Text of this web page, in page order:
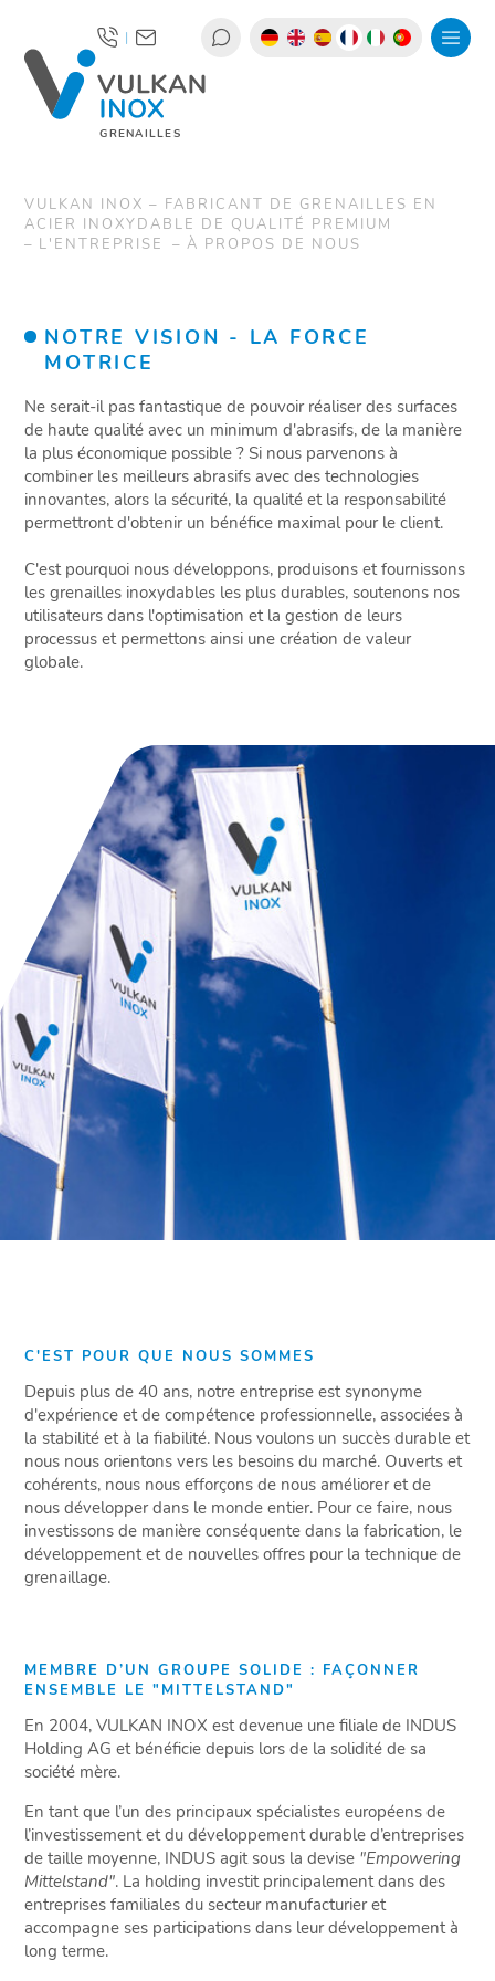
GRENAILLES
|
VULKAN INOX – FABRICANT DE GRENAILLES EN
ACIER INOXYDABLE DE QUALITÉ PREMIUM
L'ENTREPRISE
À PROPOS DE NOUS
NOTRE VISION - LA FORCE
MOTRICE
Ne serait-il pas fantastique de pouvoir réaliser des surfaces
de haute qualité avec un minimum d'abrasifs, de la manière
la plus économique possible ? Si nous parvenons à
combiner les meilleurs abrasifs avec des technologies
innovantes, alors la sécurité, la qualité et la responsabilité
permettront d'obtenir un bénéfice maximal pour le client.
C'est pourquoi nous développons, produisons et fournissons
les grenailles inoxydables les plus durables, soutenons nos
utilisateurs dans l'optimisation et la gestion de leurs
processus et permettons ainsi une création de valeur
globale.
C'EST POUR QUE NOUS SOMMES
Depuis plus de 40 ans, notre entreprise est synonyme
d'expérience et de compétence professionnelle, associées à
la stabilité et à la fiabilité. Nous voulons un succès durable et
nous nous orientons vers les besoins du marché. Ouverts et
cohérents, nous nous efforçons de nous améliorer et de
nous développer dans le monde entier. Pour ce faire, nous
investissons de manière conséquente dans la fabrication, le
développement et de nouvelles offres pour la technique de
grenaillage.
MEMBRE D’UN GROUPE SOLIDE : FAÇONNER
ENSEMBLE LE "MITTELSTAND"
En 2004, VULKAN INOX est devenue une filiale de INDUS
Holding AG et bénéficie depuis lors de la solidité de sa
société mère.
En tant que l’un des principaux spécialistes européens de
l’investissement et du développement durable d’entreprises
de taille moyenne, INDUS agit sous la devise "Empowering
Mittelstand". La holding investit principalement dans des
entreprises familiales du secteur manufacturier et
accompagne ses participations dans leur développement à
long terme.